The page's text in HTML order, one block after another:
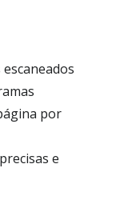
por
e